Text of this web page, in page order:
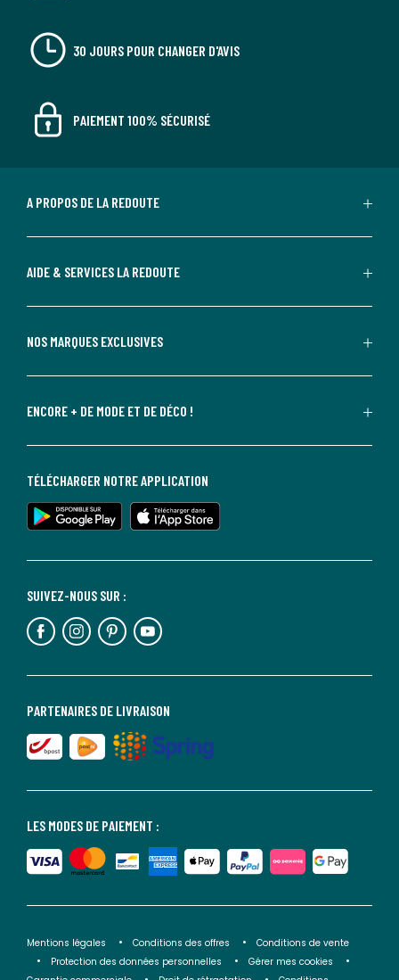
30 JOURS POUR CHANGER D'AVIS
PAIEMENT 100% SÉCURISÉ
A PROPOS DE LA REDOUTE
AIDE & SERVICES LA REDOUTE
NOS MARQUES EXCLUSIVES
ENCORE + DE MODE ET DE DÉCO !
LES MODES DE PAIEMENT :
PARTENAIRES DE LIVRAISON
SUIVEZ-NOUS SUR :
TÉLÉCHARGER NOTRE APPLICATION
Mentions légales Conditions des offres
Conditions de vente
Protection des données personnelles
Gérer mes cookies